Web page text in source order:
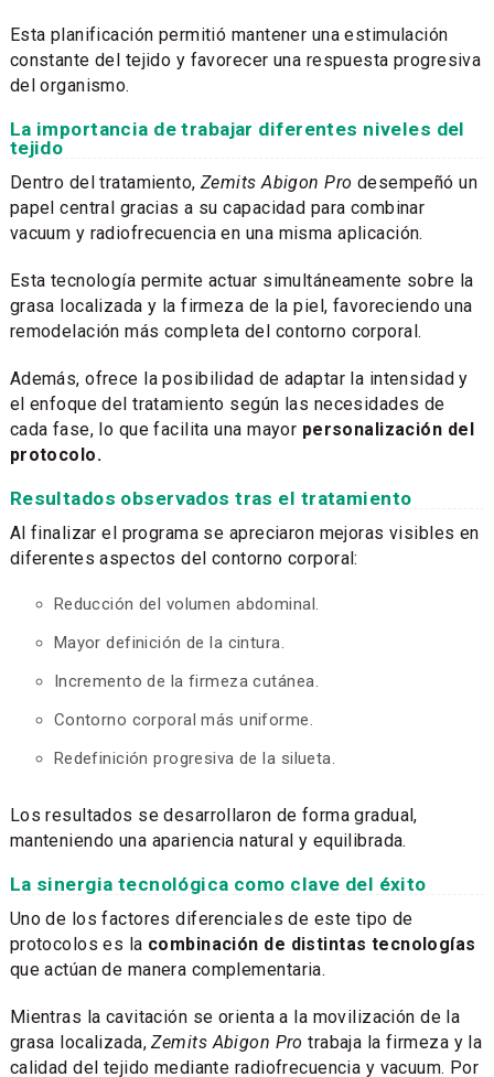
Esta planificación permitió mantener una estimulación
constante del tejido y favorecer una respuesta progresiva
del organismo.
La importancia de trabajar diferentes niveles del
tejido
Dentro del tratamiento,Zemits Abigon Pro desempeñó un
papel central gracias a su capacidad para combinar
vacuum y radiofrecuencia en una misma aplicación.
Esta tecnología permite actuar simultáneamente sobre la
grasa localizada y la firmeza de la piel, favoreciendo una
remodelación más completa del contorno corporal.
Además, ofrece la posibilidad de adaptar la intensidad y
el enfoque del tratamiento según las necesidades de
cada fase, lo que facilita una mayor personalización del
protocolo.
Resultados observados tras el tratamiento
Al finalizar el programa se apreciaron mejoras visibles en
diferentes aspectos del contorno corporal:
Reducción del volumen abdominal.
Mayor definición de la cintura.
Incremento de la firmeza cutánea.
Contorno corporal más uniforme.
Redefinición progresiva de la silueta.
Los resultados se desarrollaron de forma gradual,
manteniendo una apariencia natural y equilibrada.
La sinergia tecnológica como clave del éxito
Uno de los factores diferenciales de este tipo de
protocolos es la combinación de distintas tecnologías
que actúan de manera complementaria.
Mientras la cavitación se orienta a la movilización de la
grasa localizada,Zemits Abigon Pro trabaja la firmeza y la
calidad del tejido mediante radiofrecuencia y vacuum. Por